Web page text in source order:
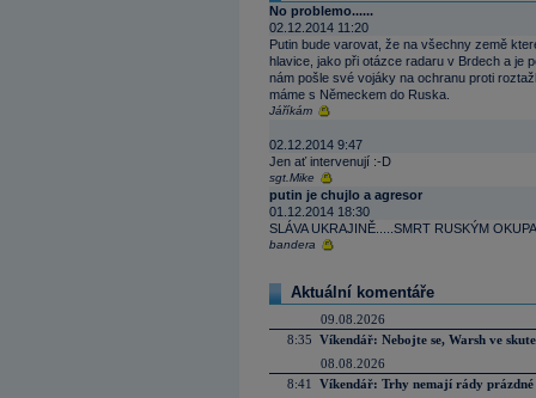
No problemo......
02.12.2014 11:20
Putin bude varovat, že na všechny země
hlavice, jako při otázce radaru v Brdech a je
nám pošle své vojáky na ochranu proti
máme s Německem do Ruska.
Jáříkám
02.12.2014 9:47
Jen ať intervenují :-D
sgt.Mike
putin je chujlo a agresor
01.12.2014 18:30
SLÁVA UKRAJINĚ.....SMRT RUSKÝM
bandera
Aktuální komentáře
09.08.2026
8:35 Víkendář: Nebojte se, Warsh ve
08.08.2026
8:41
Víkendář: Trhy nemají rády prázdné